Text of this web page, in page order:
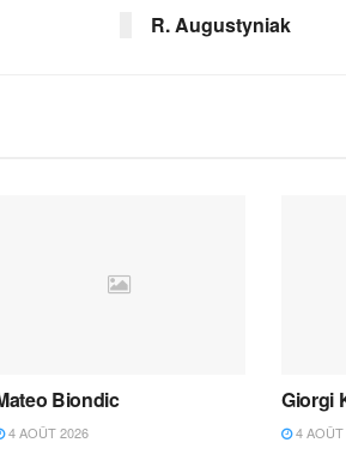
R. Augustyniak
Biondic
4 AOÛT 2026
Giorgi
4 AOÛT